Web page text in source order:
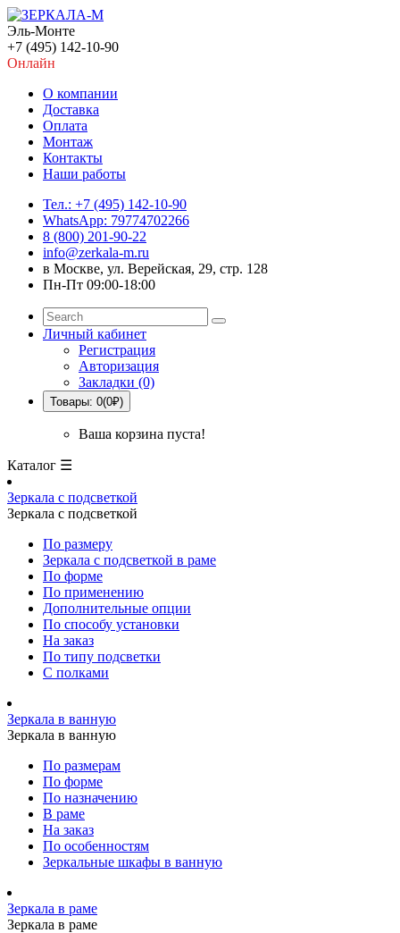
Эль-Монте
+7 (495) 142-10-90
Онлайн
О компании
Доставка
Оплата
Монтаж
Контакты
Наши работы
Тел.: +7 (495) 142-10-90
WhatsApp: 79774702266
8 (800) 201-90-22
info@zerkala-m.ru
в Москве, ул. Верейская, 29, стр. 128
Пн-Пт 09:00-18:00
Личный кабинет
Регистрация
Авторизация
Закладки (0)
Товары: 0(0₽)
Ваша корзина пуста!
Каталог ☰
Зеркала с подсветкой
Зеркала с подсветкой
По размеру
Зеркала с подсветкой в раме
По форме
По применению
Дополнительные опции
По способу установки
На заказ
По типу подсветки
С полками
Зеркала в ванную
Зеркала в ванную
По размерам
По форме
По назначению
В раме
На заказ
По особенностям
Зеркальные шкафы в ванную
Зеркала в раме
Зеркала в раме